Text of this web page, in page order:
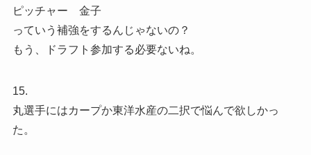
ピッチャー 金子
っていう補強をするんじゃないの？
もう、ドラフト参加する必要ないね。
15.
丸選手にはカープか東洋水産の二択で悩んで欲しかっ
た。